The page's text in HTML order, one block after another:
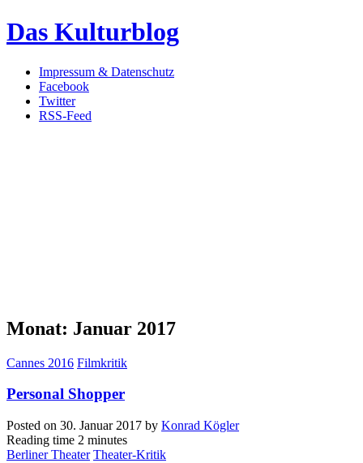
Das Kulturblog
Impressum & Datenschutz
Facebook
Twitter
RSS-Feed
Monat: Januar 2017
Cannes 2016 Filmkritik
Personal Shopper
Posted on 30. Januar 2017 by Konrad Kögler
Reading time 2 minutes
Berliner Theater Theater-Kritik